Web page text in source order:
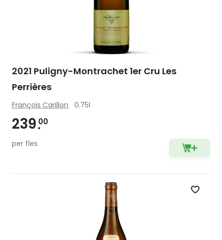
2021 Puligny-Montrachet 1er Cru Les
Perrières
François Carillon 0.75l
239 00
per fles
Zet